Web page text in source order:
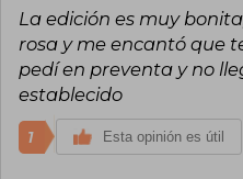
La edición es muy
rosa y me encantó que
pedí en preventa y no
establecido
1 Esta opinión es útil